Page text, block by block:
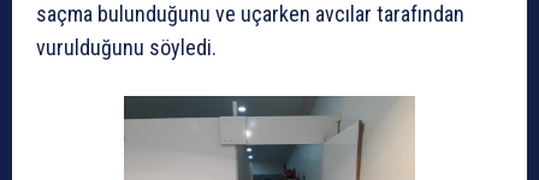
saçma bulunduğunu ve uçarken avcılar tarafından
vurulduğunu söyledi.